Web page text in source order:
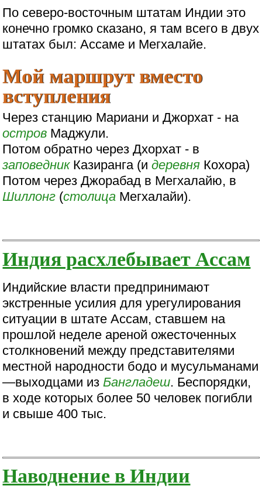
По северо-восточным штатам Индии это
конечно громко сказано, я там всего в двух
штатах был: Ассаме и Мегхалайе.
Мой маршрут вместо
вступления
Через станцию Мариани и Джорхат - на
остров Маджули.
Потом обратно через Дхорхат - в
заповедникКазиранга (идеревня Кохора)
Потом через Джорабад в Мегхалайю, в
Шиллонг (столица Мегхалайи).
Индия расхлебывает Ассам
Индийские власти предпринимают
экстренные усилия для урегулирования
ситуации в штате Ассам, ставшем на
прошлой неделе ареной ожесточенных
столкновений между представителями
местной народности бодо и мусульманами
—выходцами из Бангладеш. Беспорядки,
в ходе которых более 50 человек погибли
и свыше 400 тыс.
Наводнение в Индии